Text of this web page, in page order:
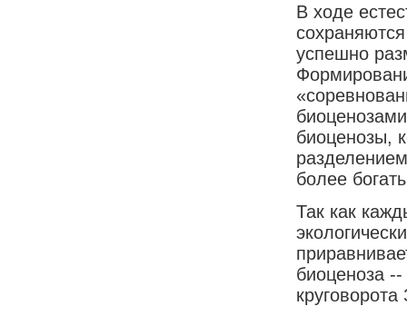
В ходе
успешно
биоценозы,
более
Так как
биоценоза